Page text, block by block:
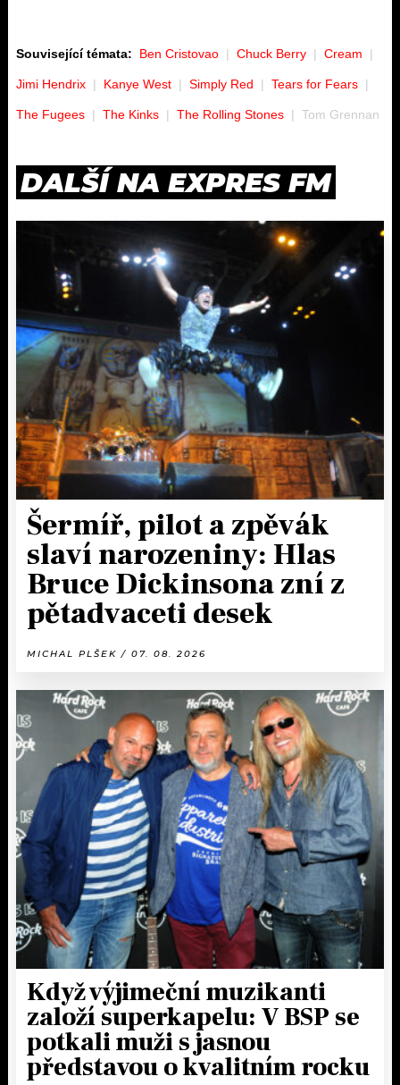
Související témata: Ben Cristovao Chuck Berry Cream
Jimi Hendrix Kanye West Simply Red Tears for Fears
The Fugees The Kinks The Rolling Stones Tom Grennan
DALŠÍ NA EXPRES FM
Šermíř, pilot a zpěvák
slaví narozeniny: Hlas
Bruce Dickinsona zní z
pětadvaceti desek
MICHAL PLŠEK / 07. 08. 2026
Když výjimeční muzikanti
založí superkapelu: V BSP se
potkali muži s jasnou
představou o kvalitním rocku